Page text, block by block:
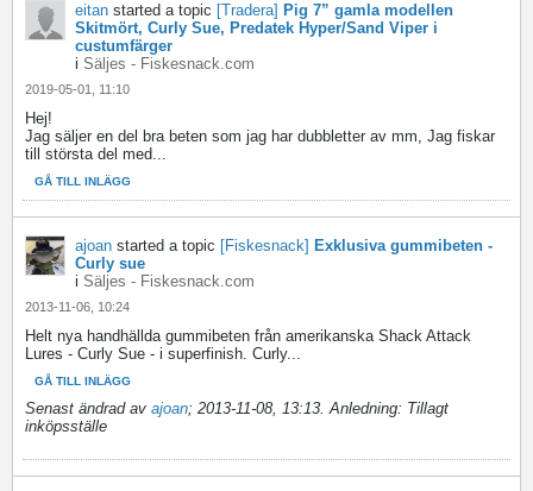
eitan started a topic [Tradera] Pig 7” gamla modellen
Skitmört, Curly Sue, Predatek Hyper/Sand Viper i
custumfärger
i Säljes - Fiskesnack.com
2019-05-01, 11:10
Hej!
Jag säljer en del bra beten som jag har dubbletter av mm, Jag fiskar
till största del med...
GÅ TILL INLÄGG
ajoan started a topic [Fiskesnack] Exklusiva gummibeten -
Curly sue
i Säljes - Fiskesnack.com
2013-11-06, 10:24
Helt nya handhällda gummibeten från amerikanska Shack Attack
Lures - Curly Sue - i superfinish. Curly...
GÅ TILL INLÄGG
Senast ändrad av ajoan; 2013-11-08, 13:13.Anledning: Tillagt
inköpsställe